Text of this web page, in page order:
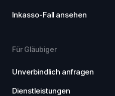
Inkasso-Fall ansehen
Für Gläubiger
Unverbindlich anfragen
Dienstleistungen